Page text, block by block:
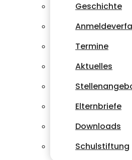
Geschichte
Termine
Aktuelles
Elternbriefe
Downloads
Schulstiftung